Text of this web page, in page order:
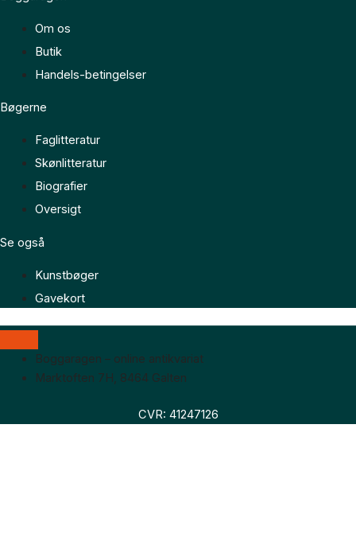
Om os
Butik
Handels-betingelser
Bøgerne
Faglitteratur
Skønlitteratur
Biografier
Oversigt
Se også
Kunstbøger
Gavekort
Boggaragen – online antikvariat
Marktoften 7H, 8464 Galten
CVR: 41247126